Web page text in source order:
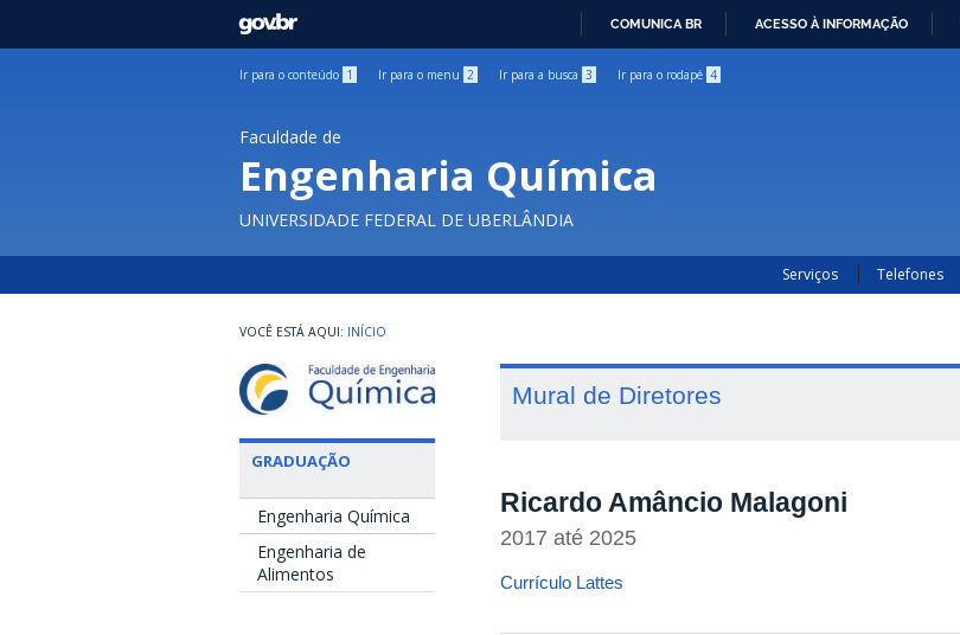
GOVBR
COMUNICA BR ACESSO À INFORMAÇÃO
Ir para o conteúdo 1 Ir para o menu 2 Ir para a busca 3 Ir para o rodapé 4
Faculdade de
Engenharia Química
UNIVERSIDADE FEDERAL DE UBERLÂNDIA
Serviços Telefones
INÍCIO
GRADUAÇÃO
Engenharia Química
Engenharia de
Alimentos
Mural de Diretores
Ricardo Amâncio Malagoni
2017 até 2025
Currículo Lattes